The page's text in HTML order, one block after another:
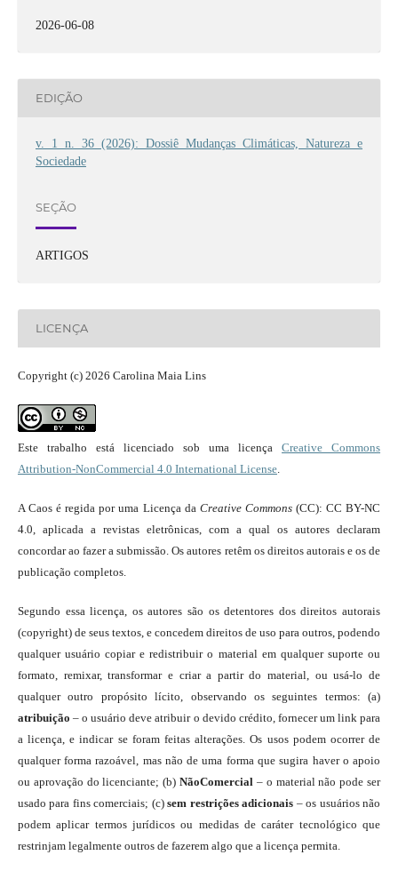
2026-06-08
EDIÇÃO
v. 1 n. 36 (2026): Dossiê Mudanças Climáticas, Natureza e
Sociedade
SEÇÃO
ARTIGOS
LICENÇA
Copyright (c) 2026 Carolina Maia Lins
Este trabalho está licenciado sob uma licençaCreative Commons
Attribution-NonCommercial 4.0 International License.
A Caos é regida por uma Licença da Creative Commons(CC): CC BY-NC
4.0, aplicada a revistas eletrônicas, com a qual os autores declaram
concordar ao fazer a submissão. Os autores retêm os direitos autorais e os de
publicação completos.
Segundo essa licença, os autores são os detentores dos direitos autorais
(copyright) de seus textos, e concedem direitos de uso para outros, podendo
qualquer usuário copiar e redistribuir o material em qualquer suporte ou
formato, remixar, transformar e criar a partir do material, ou usá-lo de
qualquer outro propósito lícito, observando os seguintes termos: (a)
atribuição – o usuário deve atribuir o devido crédito, fornecer um link para
a licença, e indicar se foram feitas alterações. Os usos podem ocorrer de
qualquer forma razoável, mas não de uma forma que sugira haver o apoio
ou aprovação do licenciante; (b)NãoComercial – o material não pode ser
usado para fins comerciais; (c)sem restrições adicionais – os usuários não
podem aplicar termos jurídicos ou medidas de caráter tecnológico que
restrinjam legalmente outros de fazerem algo que a licença permita.